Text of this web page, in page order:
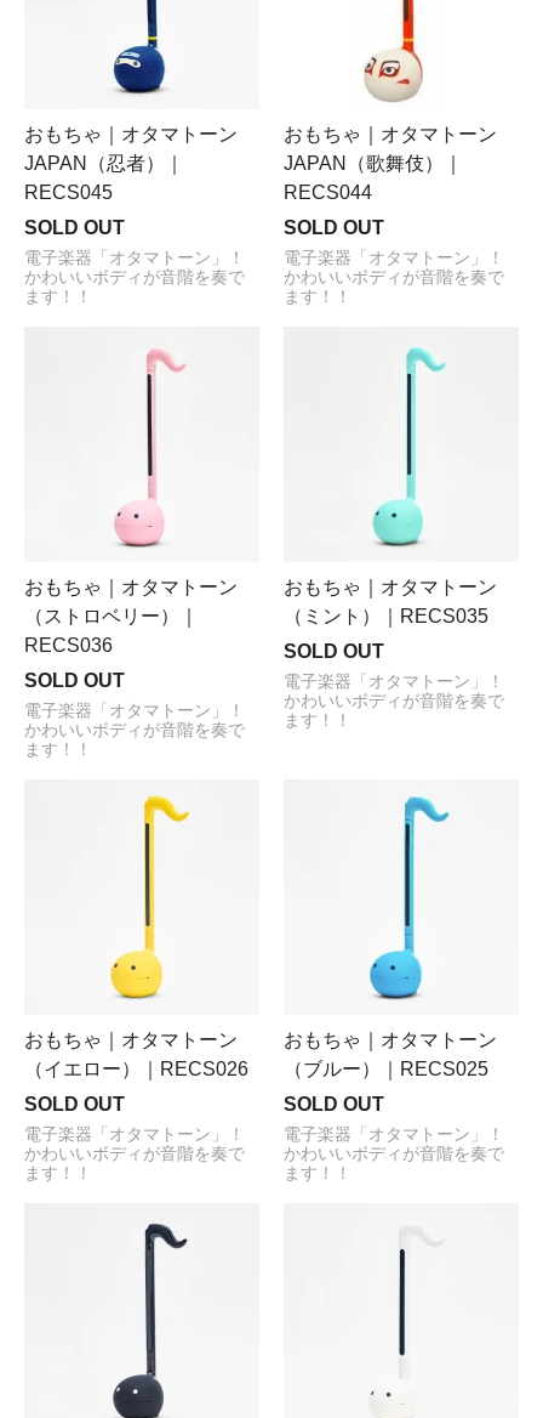
おもちゃ｜オタマトーン
JAPAN（忍者）｜
RECS045
SOLD OUT
電子楽器「オタマトーン」！
かわいいボディが音階を奏で
ます！！
おもちゃ｜オタマトーン
JAPAN（歌舞伎）｜
RECS044
SOLD OUT
電子楽器「オタマトーン」！
かわいいボディが音階を奏で
ます！！
おもちゃ｜オタマトーン
（ストロベリー）｜
RECS036
SOLD OUT
電子楽器「オタマトーン」！
かわいいボディが音階を奏で
ます！！
おもちゃ｜オタマトーン
（ミント）｜RECS035
SOLD OUT
電子楽器「オタマトーン」！
かわいいボディが音階を奏で
ます！！
おもちゃ｜オタマトーン
（イエロー）｜RECS026
SOLD OUT
電子楽器「オタマトーン」！
かわいいボディが音階を奏で
ます！！
おもちゃ｜オタマトーン
（ブルー）｜RECS025
SOLD OUT
電子楽器「オタマトーン」！
かわいいボディが音階を奏で
ます！！